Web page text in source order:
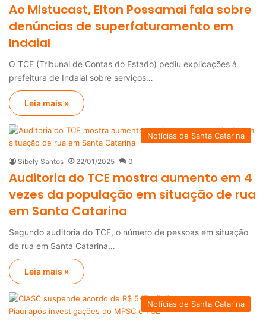
Ao Mistucast, Elton Possamai fala sobre
denúncias de superfaturamento em
Indaial
O TCE (Tribunal de Contas do Estado) pediu explicações à
prefeitura de Indaial sobre serviços…
Leia mais »
Notícias de Santa Catarina
Sibely Santos 22/01/2025 0
Auditoria do TCE mostra aumento em 4
vezes da população em situação de rua
em Santa Catarina
Segundo auditoria do TCE, o número de pessoas em situação
de rua em Santa Catarina…
Leia mais »
Notícias de Santa Catarina